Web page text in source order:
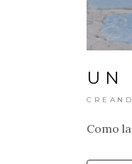
UN
Como